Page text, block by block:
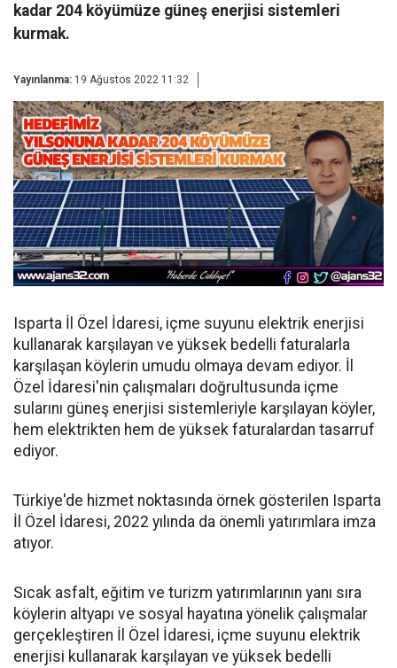
kadar 204 köyümüze güneş enerjisi sistemleri
kurmak.
Yayınlanma: 19 Ağustos 2022 11:32
Isparta İl Özel İdaresi, içme suyunu elektrik enerjisi
kullanarak karşılayan ve yüksek bedelli faturalarla
karşılaşan köylerin umudu olmaya devam ediyor. İl
Özel İdaresi'nin çalışmaları doğrultusunda içme
sularını güneş enerjisi sistemleriyle karşılayan köyler,
hem elektrikten hem de yüksek faturalardan tasarruf
ediyor.
Türkiye'de hizmet noktasında örnek gösterilen Isparta
İl Özel İdaresi, 2022 yılında da önemli yatırımlara imza
atıyor.
Sıcak asfalt, eğitim ve turizm yatırımlarının yanı sıra
köylerin altyapı ve sosyal hayatına yönelik çalışmalar
gerçekleştiren İl Özel İdaresi, içme suyunu elektrik
enerjisi kullanarak karşılayan ve yüksek bedelli